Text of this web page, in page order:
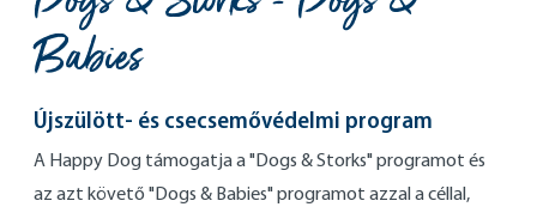
Babies
Újszülött- és csecsemővédelmi program
A Happy Dog támogatja a "Dogs & Storks" programot és
az azt követő "Dogs & Babies" programot azzal a céllal,